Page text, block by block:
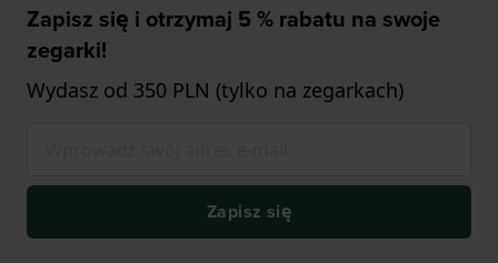
Zapisz się i otrzymaj 5 % rabatu na swoje
zegarki!
Wydasz od 350 PLN (tylko na zegarkach)
Zapisz się